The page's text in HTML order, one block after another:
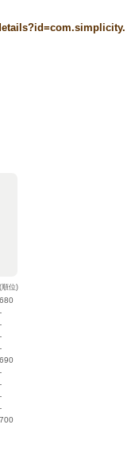
(順位)
680
-
-
-
-
690
-
-
-
-
700